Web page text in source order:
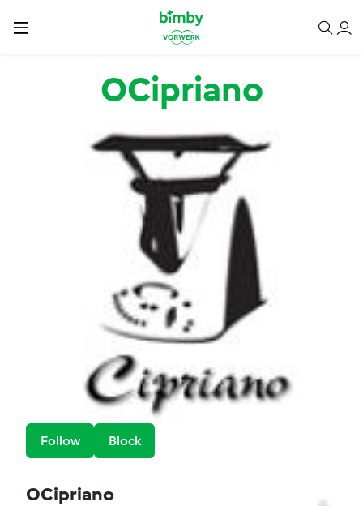
Passar para o conteúdo principal
OCipriano
Follow Block
OCipriano